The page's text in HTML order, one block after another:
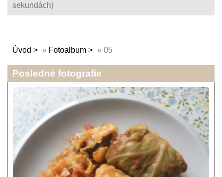
sekundách)
Úvod » Fotoalbum » 05
Posledné fotografie